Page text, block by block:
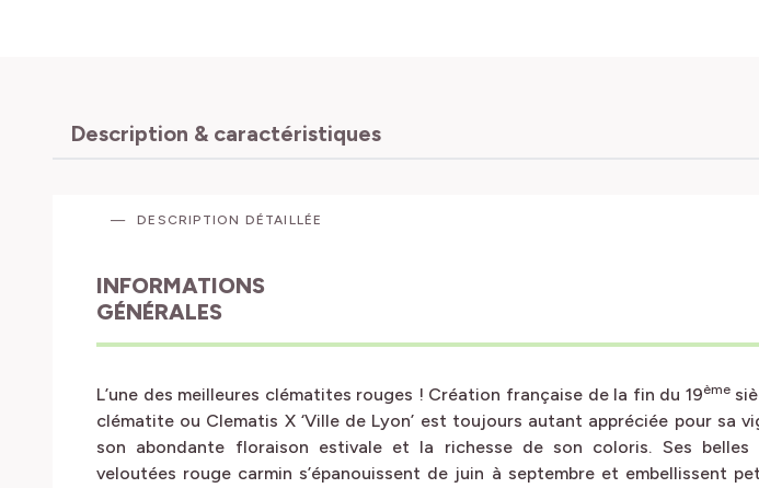
Description & caractéristiques
DESCRIPTION DÉTAILLÉE
INFORMATIONS
GÉNÉRALES
L’une des meilleures clématites rouges ! Création française de la fin du 19ème
clématite ou Clematis X ‘Ville de Lyon’ est toujours autant appréciée pour sa
son abondante floraison estivale et la richesse de son coloris. Ses belles
veloutées rouge carmin s’épanouissent de juin à septembre et embellissent